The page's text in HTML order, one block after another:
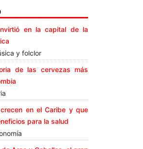
en la capital de la
y folclor
de las cervezas más
en el Caribe y que
para la salud